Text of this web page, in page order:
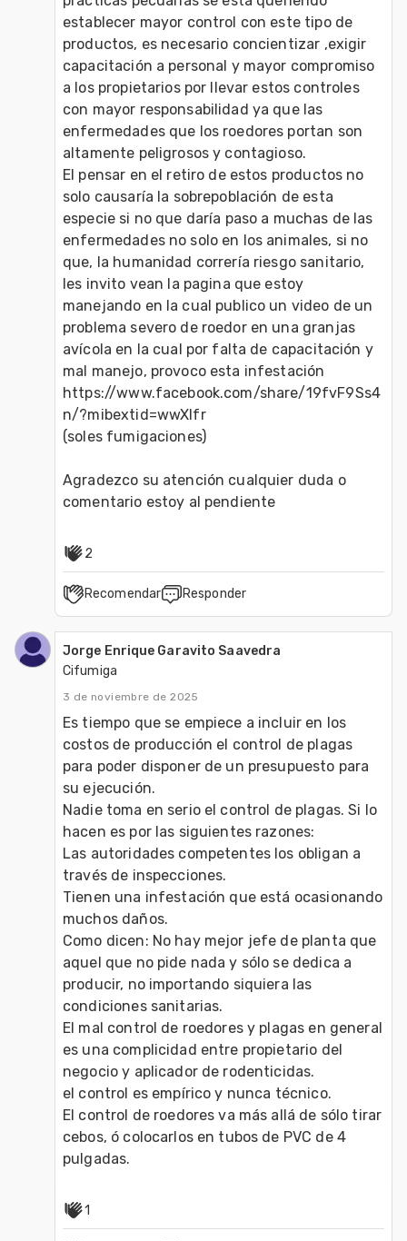
establecer mayor control con este tipo de
productos, es necesario concientizar ,exigir
capacitación a personal y mayor compromiso
a los propietarios por llevar estos controles
con mayor responsabilidad ya que las
enfermedades que los roedores portan son
altamente peligrosos y contagioso.
El pensar en el retiro de estos productos no
solo causaría la sobrepoblación de esta
especie si no que daría paso a muchas de las
enfermedades no solo en los animales, si no
que, la humanidad correría riesgo sanitario,
les invito vean la pagina que estoy
manejando en la cual publico un video de un
problema severo de roedor en una granjas
avícola en la cual por falta de capacitación y
mal manejo, provoco esta infestación
https://www.facebook.com/share/19fvF9Ss4
n/?mibextid=wwXIfr
(soles fumigaciones)
Agradezco su atención cualquier duda o
comentario estoy al pendiente
2
Recomendar Responder
Jorge Enrique Garavito Saavedra
Cifumiga
3 de noviembre de 2025
Es tiempo que se empiece a incluir en los
costos de producción el control de plagas
para poder disponer de un presupuesto para
su ejecución.
Nadie toma en serio el control de plagas. Si lo
hacen es por las siguientes razones:
Las autoridades competentes los obligan a
través de inspecciones.
Tienen una infestación que está ocasionando
muchos daños.
Como dicen: No hay mejor jefe de planta que
aquel que no pide nada y sólo se dedica a
producir, no importando siquiera las
condiciones sanitarias.
El mal control de roedores y plagas en general
es una complicidad entre propietario del
negocio y aplicador de rodenticidas.
el control es empírico y nunca técnico.
El control de roedores va más allá de sólo tirar
cebos, ó colocarlos en tubos de PVC de 4
pulgadas.
1